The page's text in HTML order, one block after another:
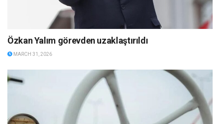
Özkan Yalım görevden uzaklaştırıldı
MARCH 31, 2026